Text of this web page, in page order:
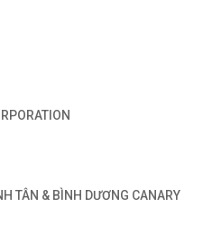
TÂN & BÌNH DƯƠNG CANARY